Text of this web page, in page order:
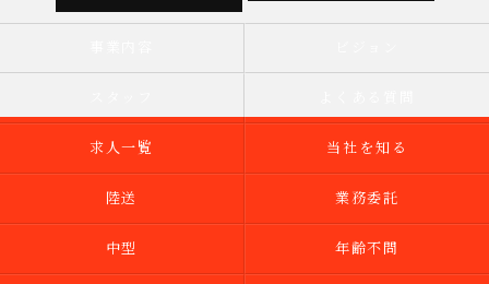
求人一覧 当社を知る
陸送 業務委託
中型 年齢不問